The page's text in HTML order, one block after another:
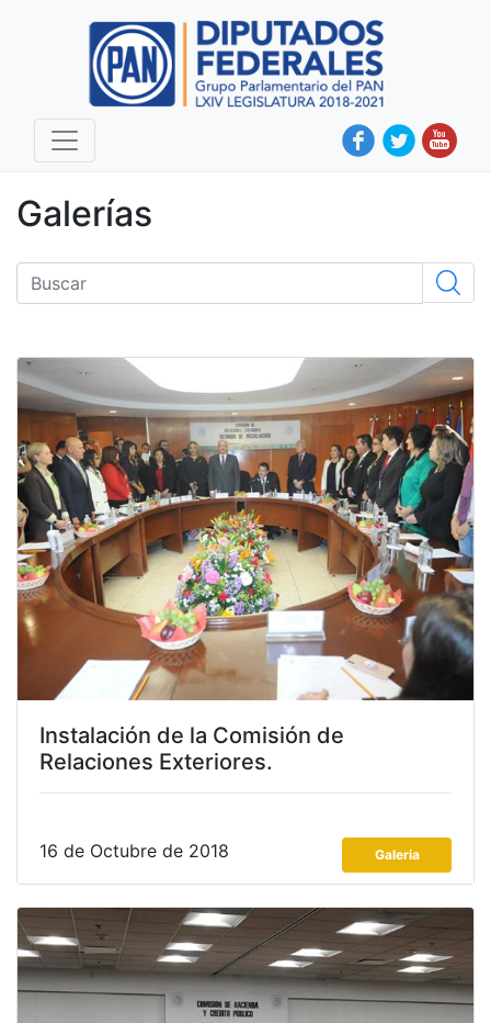
Galerías
Instalación de la Comisión de
Relaciones Exteriores.
16 de Octubre de 2018 Galeria